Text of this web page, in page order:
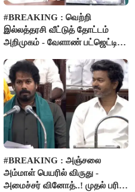
#BREAKING : வெற்றி
இல்லத்தரசி வீட்டுத் தோட்டம்
அறிமுகம் - வேளாண் பட்ஜெட்டில்
#BREAKING : அஞ்சலை
அம்மாள் பெயரில் விருது -
அமைச்சர் வினோத்..! முதல் பரிசு